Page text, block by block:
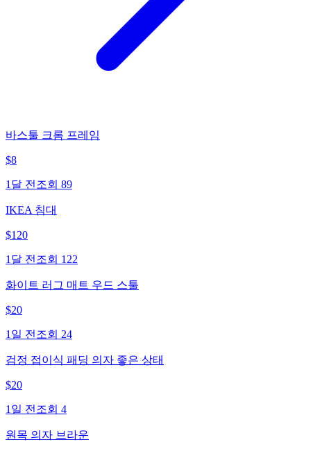
바스툴 크롬 프레임
$8
1달 전 조회 89
IKEA 침대
$120
1달 전 조회 122
화이트 러그 매트 우드 스툴
$20
1일 전 조회 24
검정 접이식 패딩 의자 좋은 상태
$20
1일 전 조회 4
원목 의자 브라운